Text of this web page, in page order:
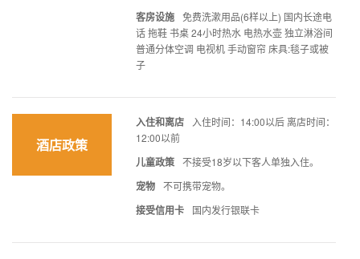
客房设施 免费洗漱用品(6样以上) 国内长途电
话 拖鞋 书桌 24小时热水 电热水壶 独立淋浴间
普通分体空调 电视机 手动窗帘 床具:毯子或被
子
酒店政策
入住和离店
入住时间：14:00以后 离店时间：
12:00以前
儿童政策 不接受18岁以下客人单独入住。
宠物 不可携带宠物。
接受信用卡 国内发行银联卡